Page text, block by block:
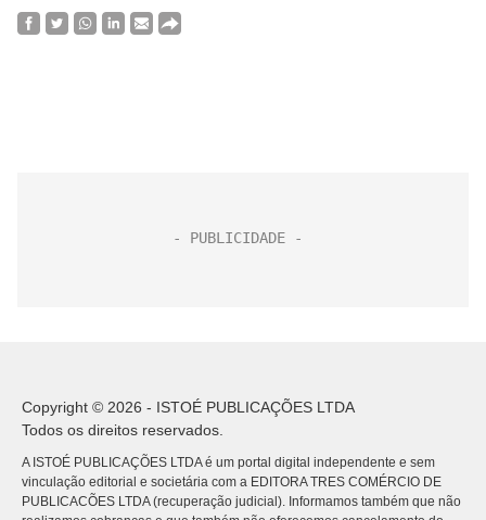
Copyright © 2026 - ISTOÉ PUBLICAÇÕES LTDA
Todos os direitos reservados.
A ISTOÉ PUBLICAÇÕES LTDA é um portal digital independente e sem
vinculação editorial e societária com a EDITORA TRES COMÉRCIO DE
PUBLICACÕES LTDA (recuperação judicial). Informamos também que não